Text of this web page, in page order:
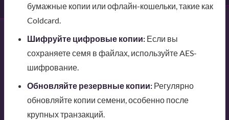
бумажные копии или офлайн-кошельки, такие как
Coldcard.
Шифруйте цифровые копии:Если вы
сохраняете семя в файлах, используйте AES-
шифрование.
Обновляйте резервные копии:Регулярно
обновляйте копии семени, особенно после
крупных транзакций.